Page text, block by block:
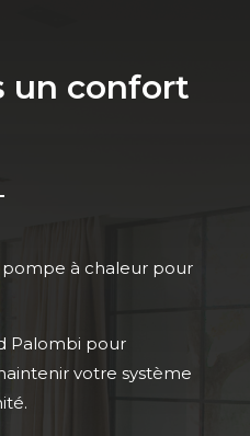
un confort
pompe à chaleur pour
Palombi pour
votre système